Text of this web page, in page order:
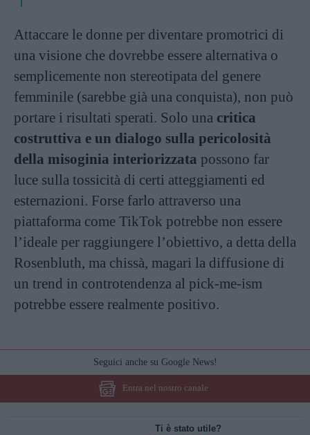
Attaccare le donne per diventare promotrici di
una visione che dovrebbe essere alternativa o
semplicemente non stereotipata del genere
femminile (sarebbe già una conquista), non può
portare i risultati sperati. Solo una critica
costruttiva e un dialogo sulla pericolosità
della misoginia interiorizzata possono far
luce sulla tossicità di certi atteggiamenti ed
esternazioni. Forse farlo attraverso una
piattaforma come TikTok potrebbe non essere
l’ideale per raggiungere l’obiettivo, a detta della
Rosenbluth, ma chissà, magari la diffusione di
un trend in controtendenza al pick-me-ism
potrebbe essere realmente positivo.
Seguici anche su Google News!
Entra nel nostro canale
Ti è stato utile?